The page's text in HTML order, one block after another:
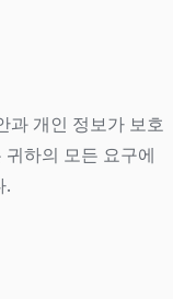
과 개인 정보가 보호
하의 모든 요구에
.